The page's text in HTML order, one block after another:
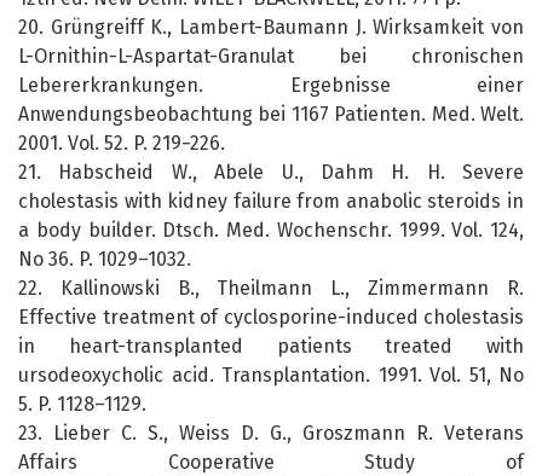
20. Grüngreiff K., Lambert-Baumann J. Wirksamkeit von
L-Ornithin-L-Aspartat-Granulat bei chronischen
Lebererkrankungen. Ergebnisse einer
Anwendungsbeobachtung bei 1167 Patienten. Med. Welt.
2001. Vol. 52. P. 219−226.
21. Habscheid W., Abele U., Dahm H. H. Severe
cholestasis with kidney failure from anabolic steroids in
a body builder. Dtsch. Med. Wochenschr. 1999. Vol. 124,
No 36. P. 1029–1032.
22. Kallinowski B., Theilmann L., Zimmermann R.
Effective treatment of cyclosporine-induced cholestasis
in heart-transplanted patients treated with
ursodeoxycholic acid. Transplantation. 1991. Vol. 51, No
5. P. 1128–1129.
23. Lieber C. S., Weiss D. G., Groszmann R. Veterans
Affairs Cooperative Study of